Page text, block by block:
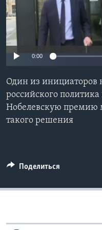
Learning English
СОЦИАЛЬНЫЕ СЕТИ
Языки
No media
0:00
Один из
российского политика
Нобелевскую премию
такого решения
Поделиться